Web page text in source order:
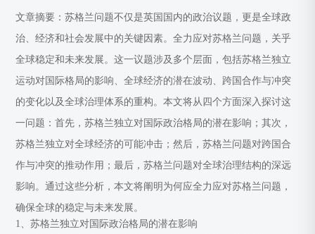
文章摘要：苏格兰问题不仅是英国国内的政治议题，更是全球政
治、经济和社会发展中的关键因素。全力应对苏格兰问题，关乎
全球稳定和未来发展。这一议题涉及多个层面，包括苏格兰独立
运动对国际格局的影响、全球经济的潜在波动、跨国合作与冲突
的变化以及全球治理体系的重构。本文将从四个方面深入探讨这
一问题：首先，苏格兰独立对国际政治格局的潜在影响；其次，
苏格兰独立对全球经济的可能冲击；然后，苏格兰问题对跨国合
作与冲突的推动作用；最后，苏格兰问题对全球治理结构的深远
影响。通过这些分析，本文将阐明为何应全力应对苏格兰问题，
确保全球的稳定与未来发展。
1、苏格兰独立对国际政治格局的潜在影响